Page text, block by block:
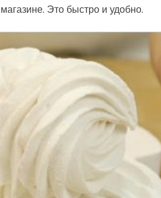
Это быстро и удобно.